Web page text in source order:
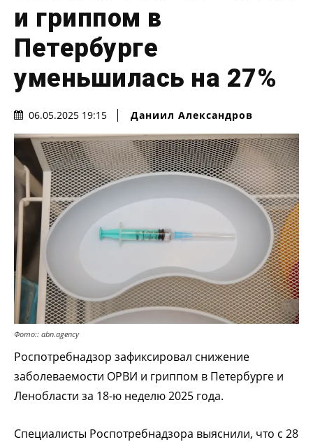
и гриппом в
Петербурге
уменьшилась на 27%
06.05.2025 19:15 Даниил Александров
Фото:: abn.agency
Роспотребнадзор зафиксировал снижение
заболеваемости ОРВИ и гриппом в Петербурге и
Ленобласти за 18-ю неделю 2025 года.
Специалисты Роспотребнадзора выяснили, что с 28